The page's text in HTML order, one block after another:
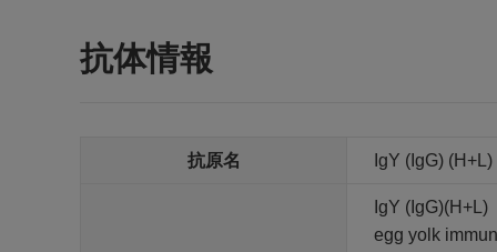
抗体情報
抗原名 IgY (IgG) (H+L)
IgY (IgG)(H+L)
egg yolk